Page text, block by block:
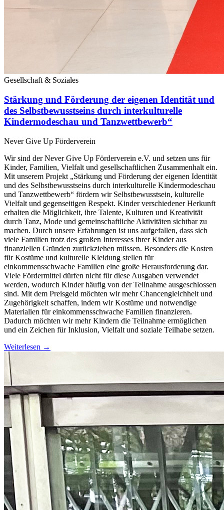
Gesellschaft & Soziales
Stärkung und Förderung der eigenen Identität und
des Selbstbewusstseins durch interkulturelle
Kindermodeschau und Tanzwettbewerb“
Never Give Up Förderverein
Wir sind der Never Give Up Förderverein e.V. und setzen uns für
Kinder, Familien, Vielfalt und gesellschaftlichen Zusammenhalt ein.
Mit unserem Projekt „Stärkung und Förderung der eigenen Identität
und des Selbstbewusstseins durch interkulturelle Kindermodeschau
und Tanzwettbewerb“ fördern wir Selbstbewusstsein, kulturelle
Vielfalt und gegenseitigen Respekt. Kinder verschiedener Herkunft
erhalten die Möglichkeit, ihre Talente, Kulturen und Kreativität
durch Tanz, Mode und gemeinschaftliche Aktivitäten sichtbar zu
machen. Durch unsere Erfahrungen ist uns aufgefallen, dass sich
viele Familien trotz des großen Interesses ihrer Kinder aus
finanziellen Gründen zurückziehen müssen. Besonders die Kosten
für Kostüme und kulturelle Kleidung stellen für
einkommensschwache Familien eine große Herausforderung dar.
Viele Fördermittel dürfen nicht für diese Ausgaben verwendet
werden, wodurch Kinder häufig von der Teilnahme ausgeschlossen
sind. Mit dem Preisgeld möchten wir mehr Chancengleichheit und
Zugehörigkeit schaffen, indem wir Kostüme und notwendige
Materialien für einkommensschwache Familien finanzieren.
Dadurch möchten wir mehr Kindern die Teilnahme ermöglichen
und ein Zeichen für Inklusion, Vielfalt und soziale Teilhabe setzen.
Weiterlesen →